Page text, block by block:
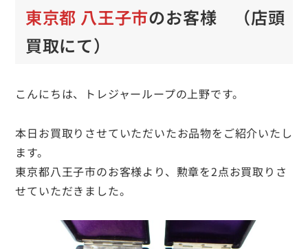
東京都 八王子市のお客様 （店頭
買取にて）
こんにちは、トレジャーループの上野です。
本日お買取りさせていただいたお品物をご紹介いたし
ます。
東京都八王子市のお客様より、勲章を2点お買取りさ
せていただきました。